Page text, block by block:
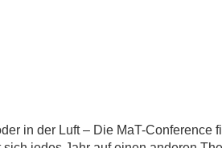
in der Luft – Die MaT-